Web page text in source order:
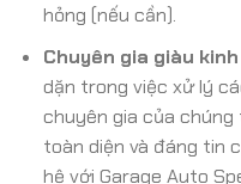
hỏng (nếu cần).
Chuyên gia giàu
dặn trong việc xử lý
chuyên gia của chúng
toàn diện và đáng tin
hệ với Garage Auto